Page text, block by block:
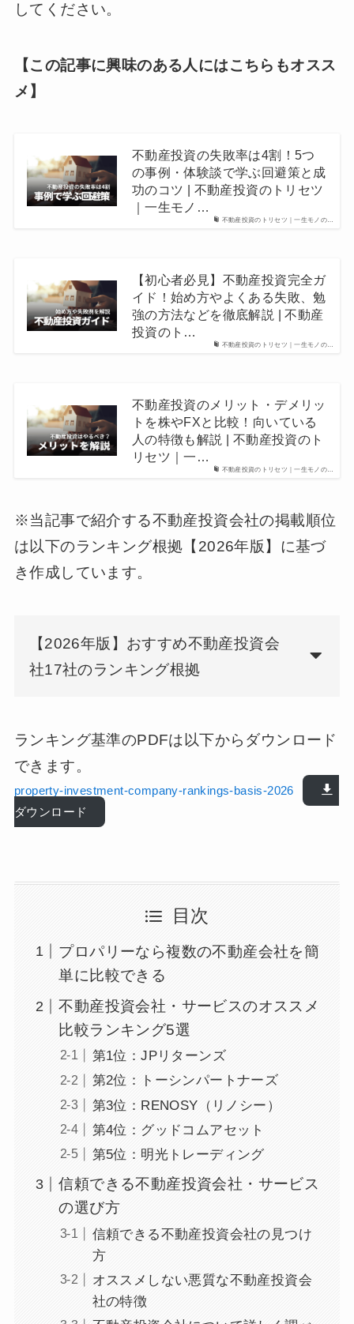
してください。
【この記事に興味のある人にはこちらもオスス
メ】
不動産投資のトリセツ｜一生モノの…
不動産投資の失敗率は4割！5つ
の事例・体験談で学ぶ回避策と成
功のコツ | 不動産投資のトリセツ
｜一生モノ…
不動産投資のトリセツ｜一生モノの…
【初心者必見】不動産投資完全ガ
イド！始め方やよくある失敗、勉
強の方法などを徹底解説 | 不動産
投資のト…
不動産投資のトリセツ｜一生モノの…
不動産投資のメリット・デメリッ
トを株やFXと比較！向いている
人の特徴も解説 | 不動産投資のト
リセツ｜一…
※当記事で紹介する不動産投資会社の掲載順位
は以下のランキング根拠【2026年版】に基づ
き作成しています。
【2026年版】おすすめ不動産投資会
社17社のランキング根拠
ランキング基準のPDFは以下からダウンロード
できます。
property-investment-company-rankings-basis-2026
ダウンロード
目次
プロパリーなら複数の不動産会社を簡
単に比較できる
不動産投資会社・サービスのオススメ
比較ランキング5選
第1位：JPリターンズ
第2位：トーシンパートナーズ
第3位：RENOSY（リノシー）
第4位：グッドコムアセット
第5位：明光トレーディング
信頼できる不動産投資会社・サービス
の選び方
信頼できる不動産投資会社の見つけ
方
オススメしない悪質な不動産投資会
社の特徴